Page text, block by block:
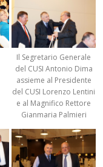
Il Segretario Generale
del CUSI Antonio Dima
assieme al Presidente
del CUSI Lorenzo Lentini
e al Magnifico Rettore
Gianmaria Palmieri